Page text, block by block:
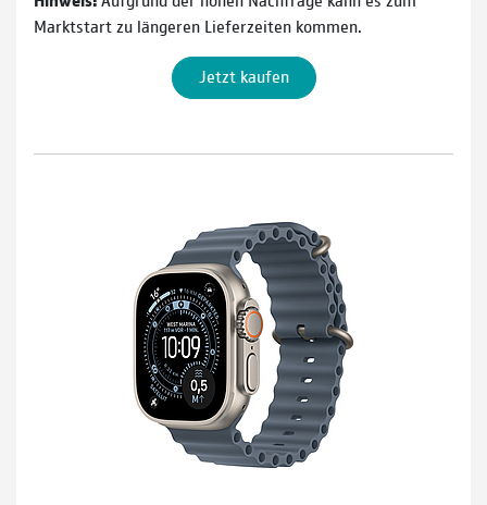
Marktstart zu längeren Lieferzeiten kommen.
Jetzt kaufen